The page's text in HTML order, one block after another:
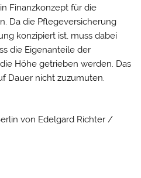
Finanzkonzept für die
Da die Pflegeversicherung
konzipiert ist, muss dabei
die Eigenanteile der
Höhe getrieben werden. Das
Dauer nicht zuzumuten.
von Edelgard Richter /